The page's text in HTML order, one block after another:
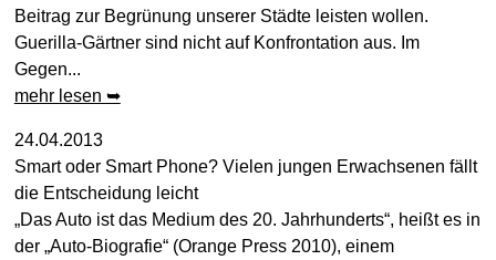
Beitrag zur Begrünung unserer Städte leisten wollen.
Guerilla-Gärtner sind nicht auf Konfrontation aus. Im
Gegen...
mehr lesen ➥
24.04.2013
Smart oder Smart Phone? Vielen jungen Erwachsenen fällt
die Entscheidung leicht
„Das Auto ist das Medium des 20. Jahrhunderts“, heißt es in
der „Auto-Biografie“ (Orange Press 2010), einem